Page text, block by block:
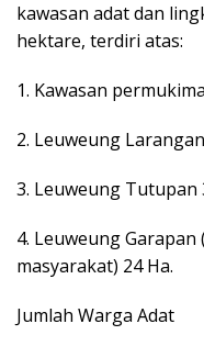
kawasan adat dan
hektare, terdiri atas:
1. Kawasan
2. Leuweung
3. Leuweung Tutupan
4. Leuweung
masyarakat) 24 Ha.
Jumlah Warga Adat